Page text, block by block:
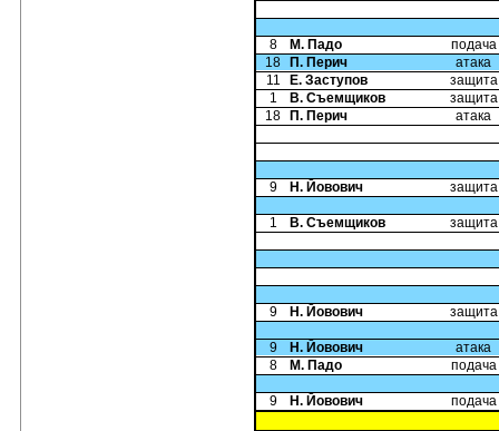
8 М. Падо
подача
18
П. Перич
атака
11
Е. Заступов
защита
1
В. Съемщиков
защита
18
П. Перич атака
9 Н. Йовович защита
1 В. Съемщиков защита
9 Н. Йовович защита
9 Н. Йовович
атака
8
М. Падо подача
9 Н. Йовович подача